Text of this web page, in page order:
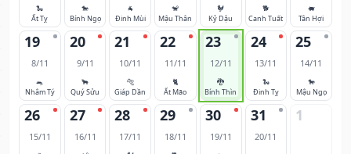
🐍
Ất Tỵ
🐎
Bính Ngọ
🐐
Đinh Mùi
🐒
Mậu Thân
🐓
Kỷ Dậu
🐕
Canh Tuất
🐖
Tân Hợi
19
8/11
🐀
Nhâm Tý
20
9/11
🐂
Quý Sửu
21
10/11
🐅
Giáp Dần
22
11/11
🐈
Ất Mão
23
12/11
🐉
Bính Thìn
24
13/11
🐍
Đinh Tỵ
25
14/11
🐎
Mậu Ngọ
26
15/11
27
16/11
28
17/11
29
18/11
30
19/11
31
20/11
1